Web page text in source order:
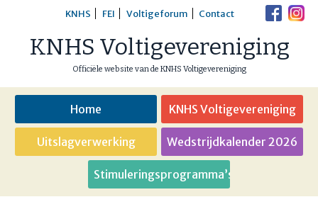
content
KNHS FEI Voltigeforum Contact
KNHS Voltigevereniging
Officiële website van de KNHS Voltigevereniging
Home KNHS Voltigevereniging
Uitslagverwerking Wedstrijdkalender 2026
Stimuleringsprogramma’s